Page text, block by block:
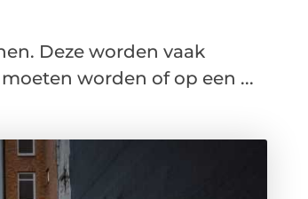
Deze worden vaak
worden of op een ...